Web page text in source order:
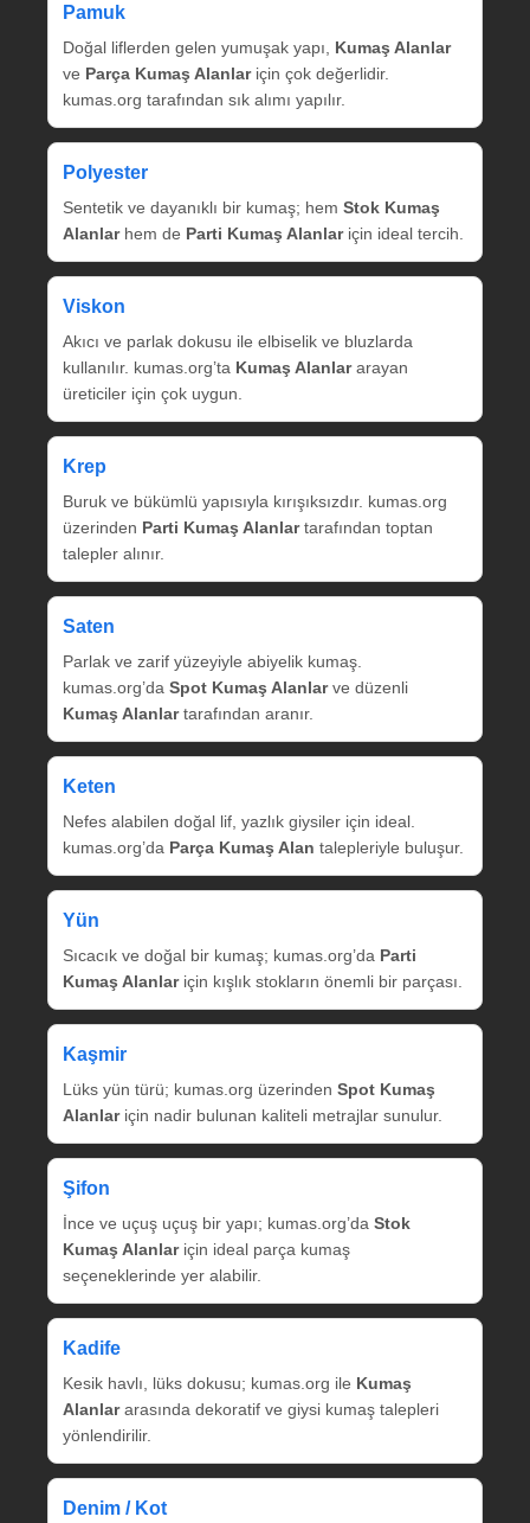
Pamuk
Doğal liflerden gelen yumuşak yapı, Kumaş Alanlar
ve Parça Kumaş Alanlariçin çok değerlidir.
kumas.org tarafından sık alımı yapılır.
Polyester
Sentetik ve dayanıklı bir kumaş; hem Stok Kumaş
Alanlarhem de Parti Kumaş Alanlariçin ideal tercih.
Viskon
Akıcı ve parlak dokusu ile elbiselik ve bluzlarda
kullanılır. kumas.org’ta Kumaş Alanlararayan
üreticiler için çok uygun.
Krep
Buruk ve bükümlü yapısıyla kırışıksızdır. kumas.org
üzerinden Parti Kumaş Alanlartarafından toptan
talepler alınır.
Saten
Parlak ve zarif yüzeyiyle abiyelik kumaş.
kumas.org’da Spot Kumaş Alanlarve düzenli
Kumaş Alanlartarafından aranır.
Keten
Nefes alabilen doğal lif, yazlık giysiler için ideal.
kumas.org’da Parça Kumaş Alan talepleriyle buluşur.
Yün
Sıcacık ve doğal bir kumaş; kumas.org’da Parti
Kumaş Alanlariçin kışlık stokların önemli bir parçası.
Kaşmir
Lüks yün türü; kumas.org üzerinden Spot Kumaş
Alanlariçin nadir bulunan kaliteli metrajlar sunulur.
Şifon
İnce ve uçuş uçuş bir yapı; kumas.org’da Stok
Kumaş Alanlariçin ideal parça kumaş
seçeneklerinde yer alabilir.
Kadife
Kesik havlı, lüks dokusu; kumas.org ile Kumaş
Alanlararasında dekoratif ve giysi kumaş talepleri
yönlendirilir.
Denim / Kot